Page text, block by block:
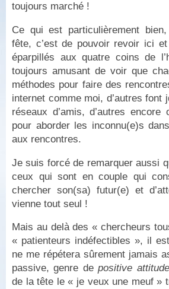
toujours marché !
Ce qui est particulièrement
fête, c’est de pouvoir revoir ici
éparpillés aux quatre coins de
toujours amusant de voir que
méthodes pour faire des
internet comme moi, d’autres font
réseaux d’amis, d’autres
pour aborder les inconnu(e)s
aux rencontres.
Je suis forcé de remarquer aussi
ceux qui sont en couple qui
chercher son(sa) futur(e) et
vienne tout seul !
Mais au delà des « chercheurs
« patienteurs indéfectibles », il
ne me répétera sûrement jamais
passive, genre depositive attitude
de la tête le « je veux une meuf »